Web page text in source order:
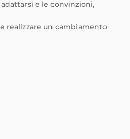
e le convinzioni,
realizzare un cambiamento